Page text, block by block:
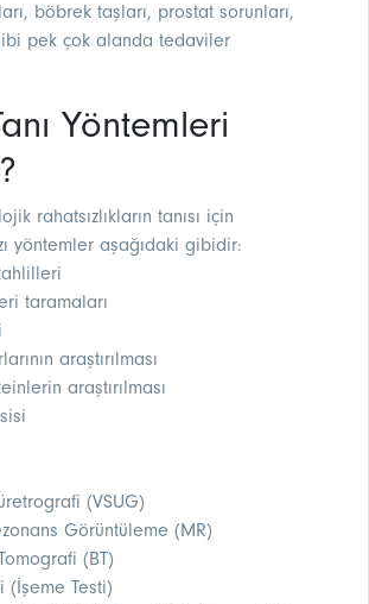
böbrek taşları, prostat sorunları,
pek çok alanda tedaviler
Yöntemleri
rahatsızlıkların tanısı için
yöntemler aşağıdaki gibidir:
taramaları
araştırılması
araştırılması
(VSUG)
Görüntüleme (MR)
(BT)
(İşeme Testi)